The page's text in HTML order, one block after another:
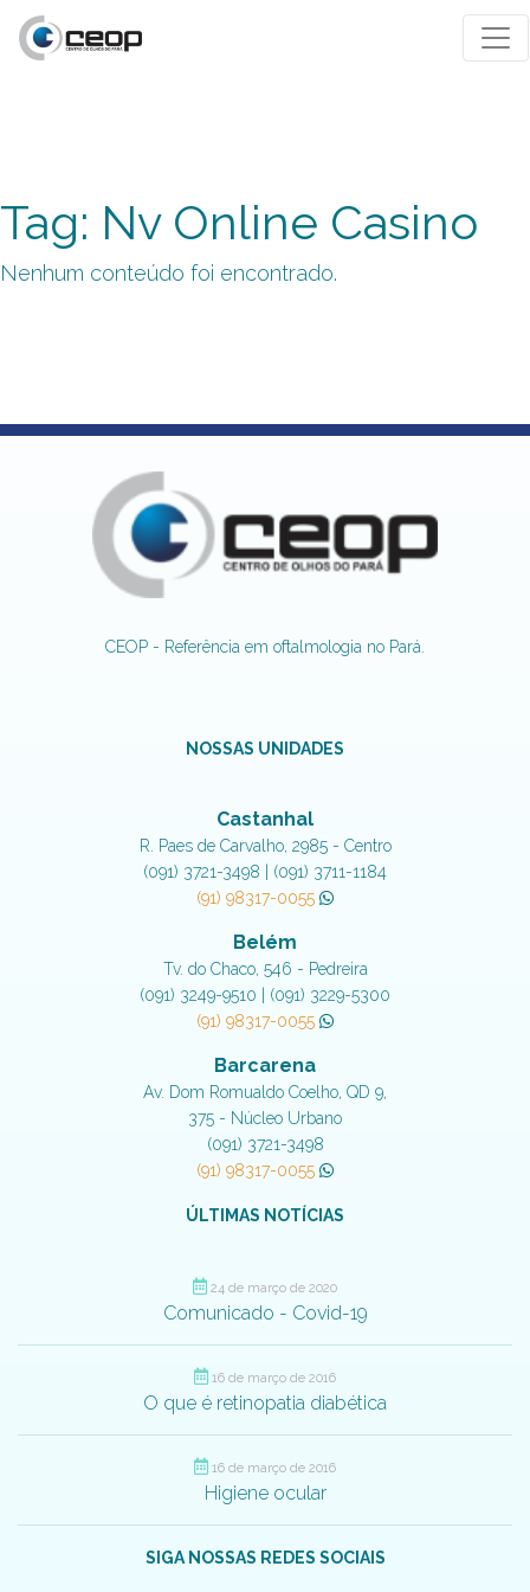
Tag: Nv Online Casino
Nenhum conteúdo foi encontrado.
CEOP - Referência em oftalmologia no Pará.
NOSSAS UNIDADES
Castanhal
R. Paes de Carvalho, 2985 - Centro
(091) 3721-3498 | (091) 3711-1184
(91) 98317-0055
Belém
Tv. do Chaco, 546 - Pedreira
(091) 3249-9510 | (091) 3229-5300
(91) 98317-0055
Barcarena
Av. Dom Romualdo Coelho, QD 9,
375 - Núcleo Urbano
(091) 3721-3498
(91) 98317-0055
ÚLTIMAS NOTÍCIAS
24 de março de 2020
Comunicado - Covid-19
16 de março de 2016
O que é retinopatia diabética
16 de março de 2016
Higiene ocular
SIGA NOSSAS REDES SOCIAIS